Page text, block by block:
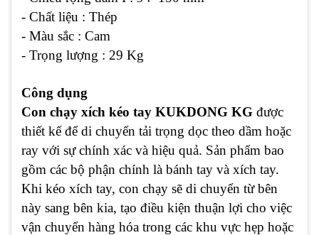
- Chất liệu : Thép
- Màu sắc : Cam
- Trọng lượng : 29 Kg
Công dụng
Con chạy xích kéo tay KUKDONG KG được
thiết kế để di chuyển tải trọng dọc theo dầm hoặc
ray với sự chính xác và hiệu quả. Sản phẩm bao
gồm các bộ phận chính là bánh tay và xích tay.
Khi kéo xích tay, con chạy sẽ di chuyển từ bên
này sang bên kia, tạo điều kiện thuận lợi cho việc
vận chuyển hàng hóa trong các khu vực hẹp hoặc